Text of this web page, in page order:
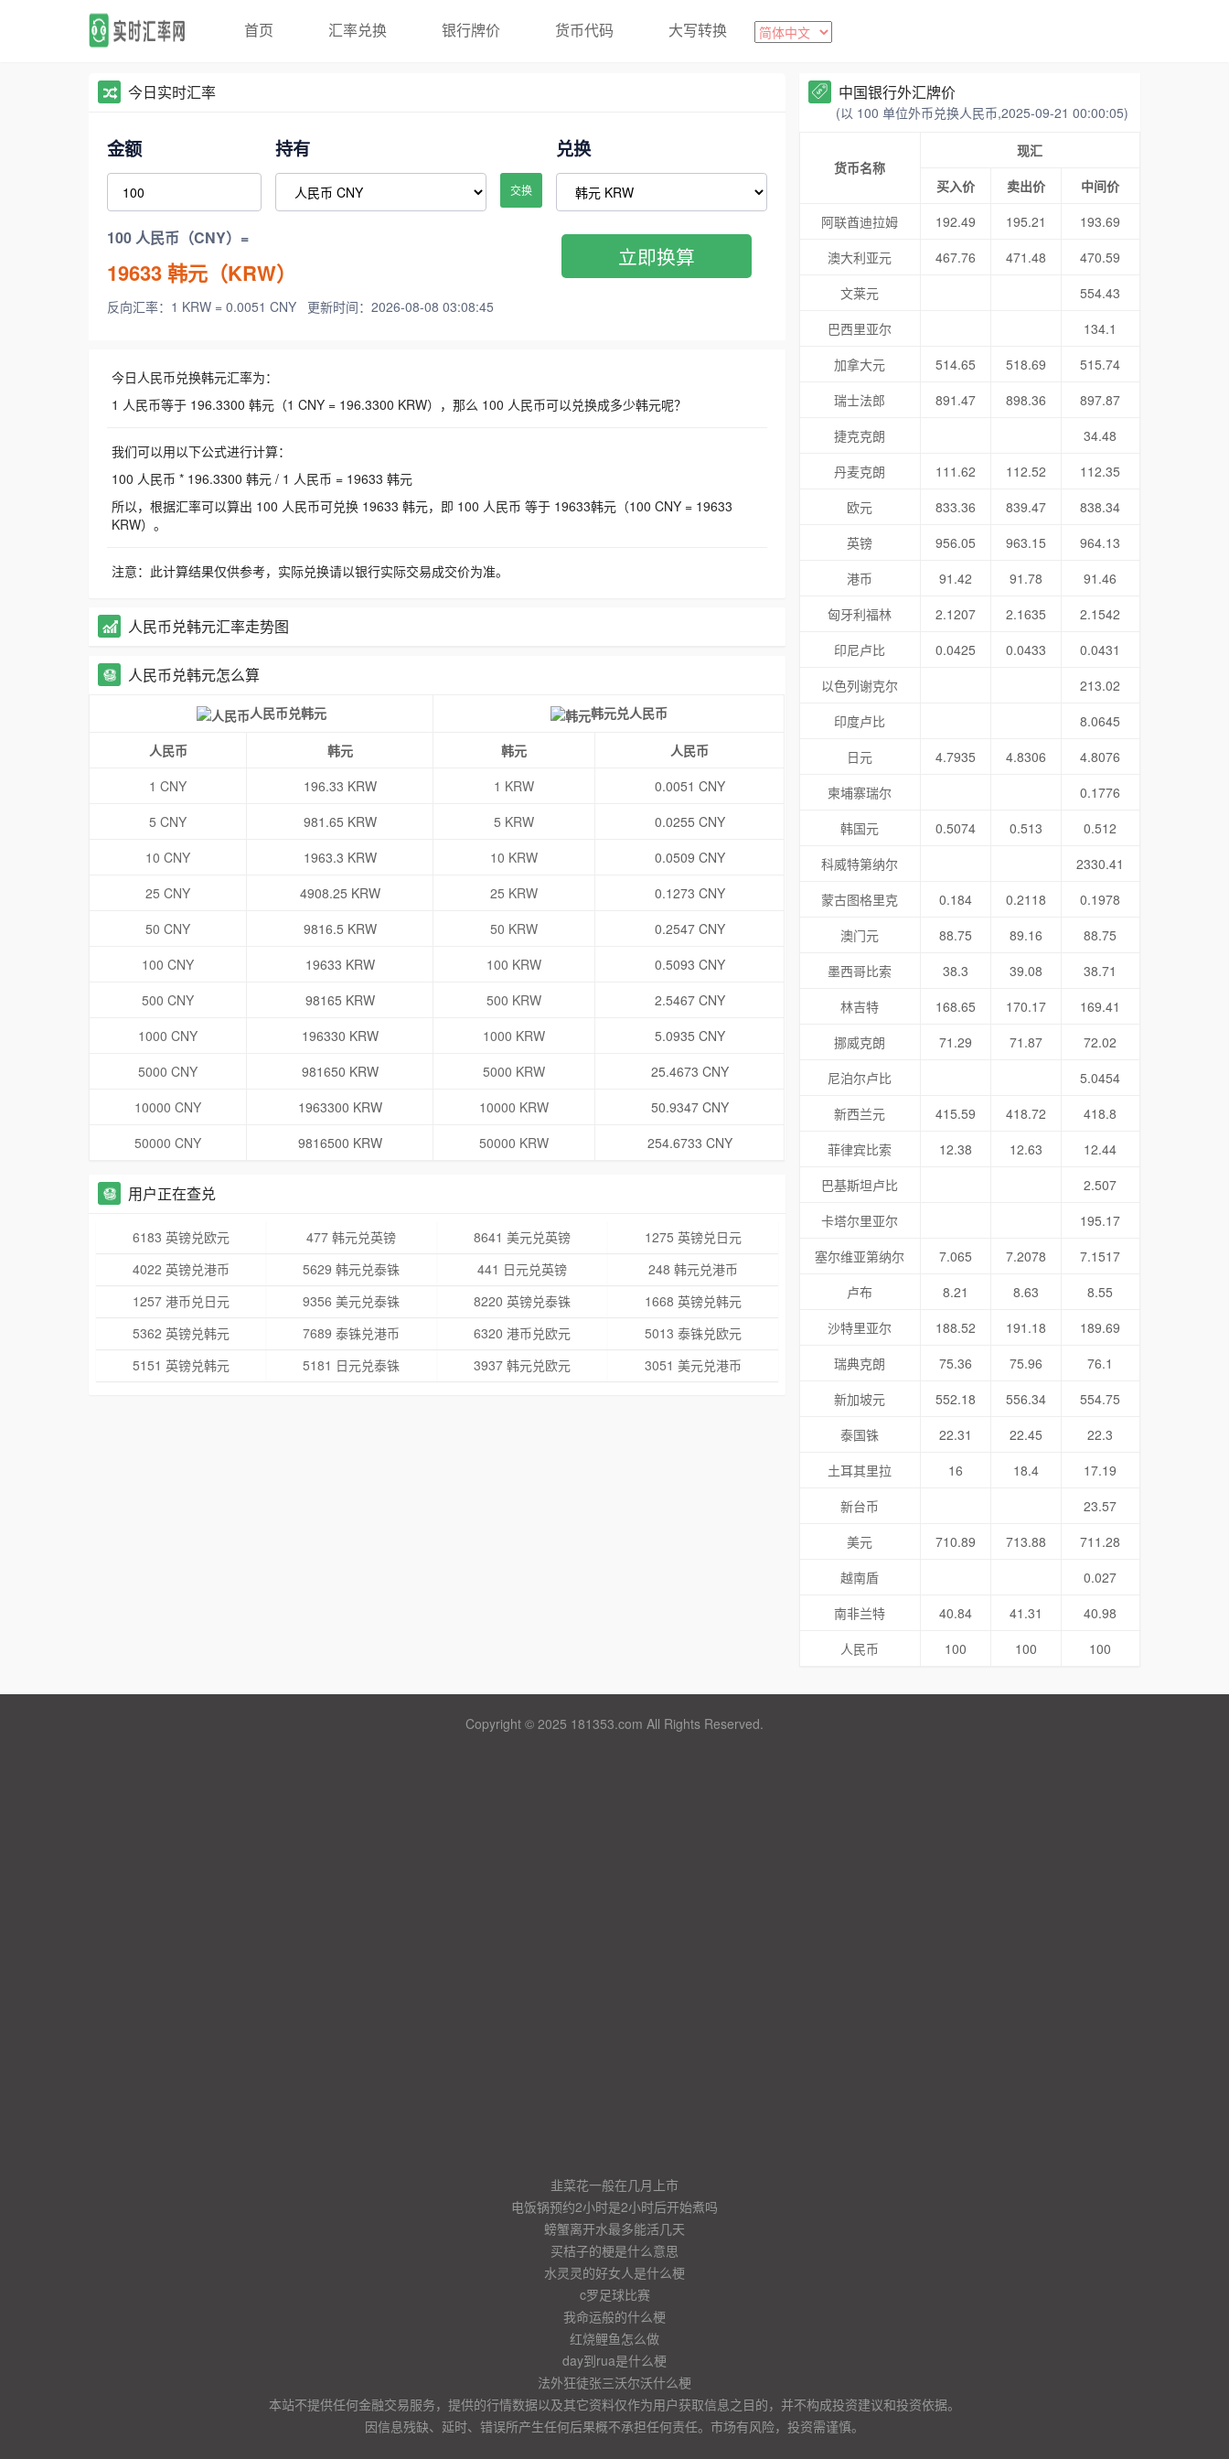
首页 汇率兑换 银行牌价 货币代码 大写转换
今日实时汇率
金额 持有
交换
兑换
100 人民币（CNY）=
19633韩元（KRW）
反向汇率：1 KRW = 0.0051 CNY 更新时间：2026-08-08 03:08:45
立即换算
今日人民币兑换韩元汇率为：
1 人民币等于 196.3300 韩元（1 CNY = 196.3300 KRW），那么 100 人民币可以兑换成多少韩元呢？
我们可以用以下公式进行计算：
100 人民币 * 196.3300 韩元 / 1 人民币 = 19633 韩元
所以，根据汇率可以算出 100 人民币可兑换 19633 韩元，即 100 人民币 等于 19633韩元（100 CNY = 19633
KRW）。
注意：此计算结果仅供参考，实际兑换请以银行实际交易成交价为准。
人民币兑韩元汇率走势图
人民币兑韩元怎么算
人民币兑韩元 韩元兑人民币
人民币 韩元 韩元
人民币
1 CNY
196.33 KRW 1 KRW
0.0051 CNY
5 CNY
981.65 KRW 5 KRW
0.0255 CNY
10 CNY
1963.3 KRW 10 KRW
0.0509 CNY
25 CNY
4908.25 KRW 25 KRW
0.1273 CNY
50 CNY
9816.5 KRW 50 KRW
0.2547 CNY
100 CNY
19633 KRW 100 KRW
0.5093 CNY
500 CNY
98165 KRW 500 KRW
2.5467 CNY
1000 CNY
196330 KRW 1000 KRW
5.0935 CNY
5000 CNY
981650 KRW 5000 KRW
25.4673 CNY
10000 CNY
1963300 KRW 10000 KRW
50.9347 CNY
50000 CNY
9816500 KRW 50000 KRW 254.6733 CNY
用户正在查兑
6183 英镑兑欧元 477 韩元兑英镑 8641 美元兑英镑
1275 英镑兑日元
4022 英镑兑港币
5629 韩元兑泰铢 441 日元兑英镑
248 韩元兑港币
1257 港币兑日元
9356 美元兑泰铢 8220 英镑兑泰铢
1668 英镑兑韩元
5362 英镑兑韩元
7689 泰铢兑港币 6320 港币兑欧元
5013 泰铢兑欧元
5151 英镑兑韩元
5181 日元兑泰铢 3937 韩元兑欧元 3051 美元兑港币
中国银行外汇牌价
(以 100 单位外币兑换人民币,2025-09-21 00:00:05)
货币名称
现汇
买入价
卖出价
中间价
阿联酋迪拉姆
192.49 195.21
193.69
澳大利亚元
467.76 471.48
470.59
文莱元
554.43
巴西里亚尔
134.1
加拿大元
514.65 518.69
515.74
瑞士法郎
891.47 898.36
897.87
捷克克朗
34.48
丹麦克朗
111.62 112.52
112.35
欧元
833.36 839.47
838.34
英镑
956.05 963.15
964.13
港币
91.42 91.78
91.46
匈牙利福林
2.1207 2.1635
2.1542
印尼卢比
0.0425 0.0433
0.0431
以色列谢克尔
213.02
印度卢比
8.0645
日元
4.7935 4.8306
4.8076
柬埔寨瑞尔
0.1776
韩国元
0.5074 0.513
0.512
科威特第纳尔
2330.41
蒙古图格里克
0.184 0.2118
0.1978
澳门元
88.75 89.16
88.75
墨西哥比索
38.3 39.08
38.71
林吉特
168.65 170.17
169.41
挪威克朗
71.29 71.87
72.02
尼泊尔卢比
5.0454
新西兰元
415.59 418.72
418.8
菲律宾比索
12.38 12.63
12.44
巴基斯坦卢比
2.507
卡塔尔里亚尔
195.17
塞尔维亚第纳尔
7.065 7.2078
7.1517
卢布
8.21 8.63
8.55
沙特里亚尔
188.52 191.18
189.69
瑞典克朗
75.36 75.96
76.1
新加坡元
552.18 556.34
554.75
泰国铢
22.31 22.45
22.3
土耳其里拉
16 18.4
17.19
新台币
23.57
美元
710.89 713.88
711.28
越南盾
0.027
南非兰特
40.84 41.31
40.98
人民币
100 100 100
Copyright © 2025 181353.com All Rights Reserved.
韭菜花一般在几月上市
电饭锅预约2小时是2小时后开始煮吗
螃蟹离开水最多能活几天
买桔子的梗是什么意思
水灵灵的好女人是什么梗
c罗足球比赛
我命运般的什么梗
红烧鲤鱼怎么做
day到rua是什么梗
法外狂徒张三沃尔沃什么梗
本站不提供任何金融交易服务，提供的行情数据以及其它资料仅作为用户获取信息之目的，并不构成投资建议和投资依据。
因信息残缺、延时、错误所产生任何后果概不承担任何责任。市场有风险，投资需谨慎。